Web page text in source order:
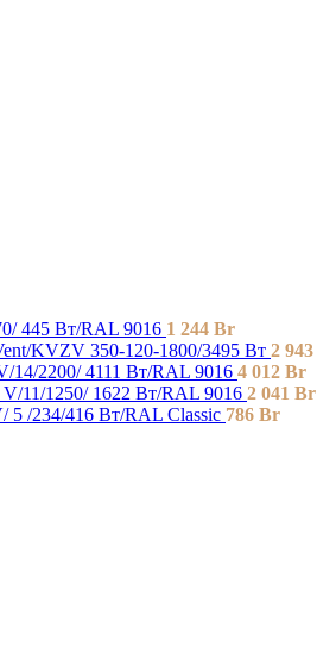
445 Bт/RAL 9016 1 244 Br
KVZV 350-120-1800/3495 Вт 2 943
14/2200/ 4111 Bт/RAL 9016 4 012 Br
11/1250/ 1622 Bт/RAL 9016 2 041 Br
5 /234/416 Вт/RAL Classic 786 Br